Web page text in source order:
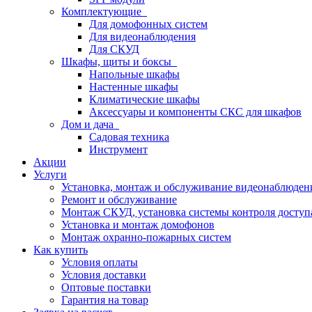
Комплектующие
Для домофонных систем
Для видеонаблюдения
Для СКУД
Шкафы, щиты и боксы
Напольные шкафы
Настенные шкафы
Климатические шкафы
Аксессуары и компоненты СКС для шкафов
Дом и дача
Садовая техника
Инструмент
Акции
Услуги
Установка, монтаж и обслуживание
Ремонт и обслуживание
Монтаж СКУД, установка системы контроля
Установка и монтаж домофонов
Монтаж охранно-пожарных систем
Как купить
Условия оплаты
Условия доставки
Оптовые поставки
Гарантия на товар